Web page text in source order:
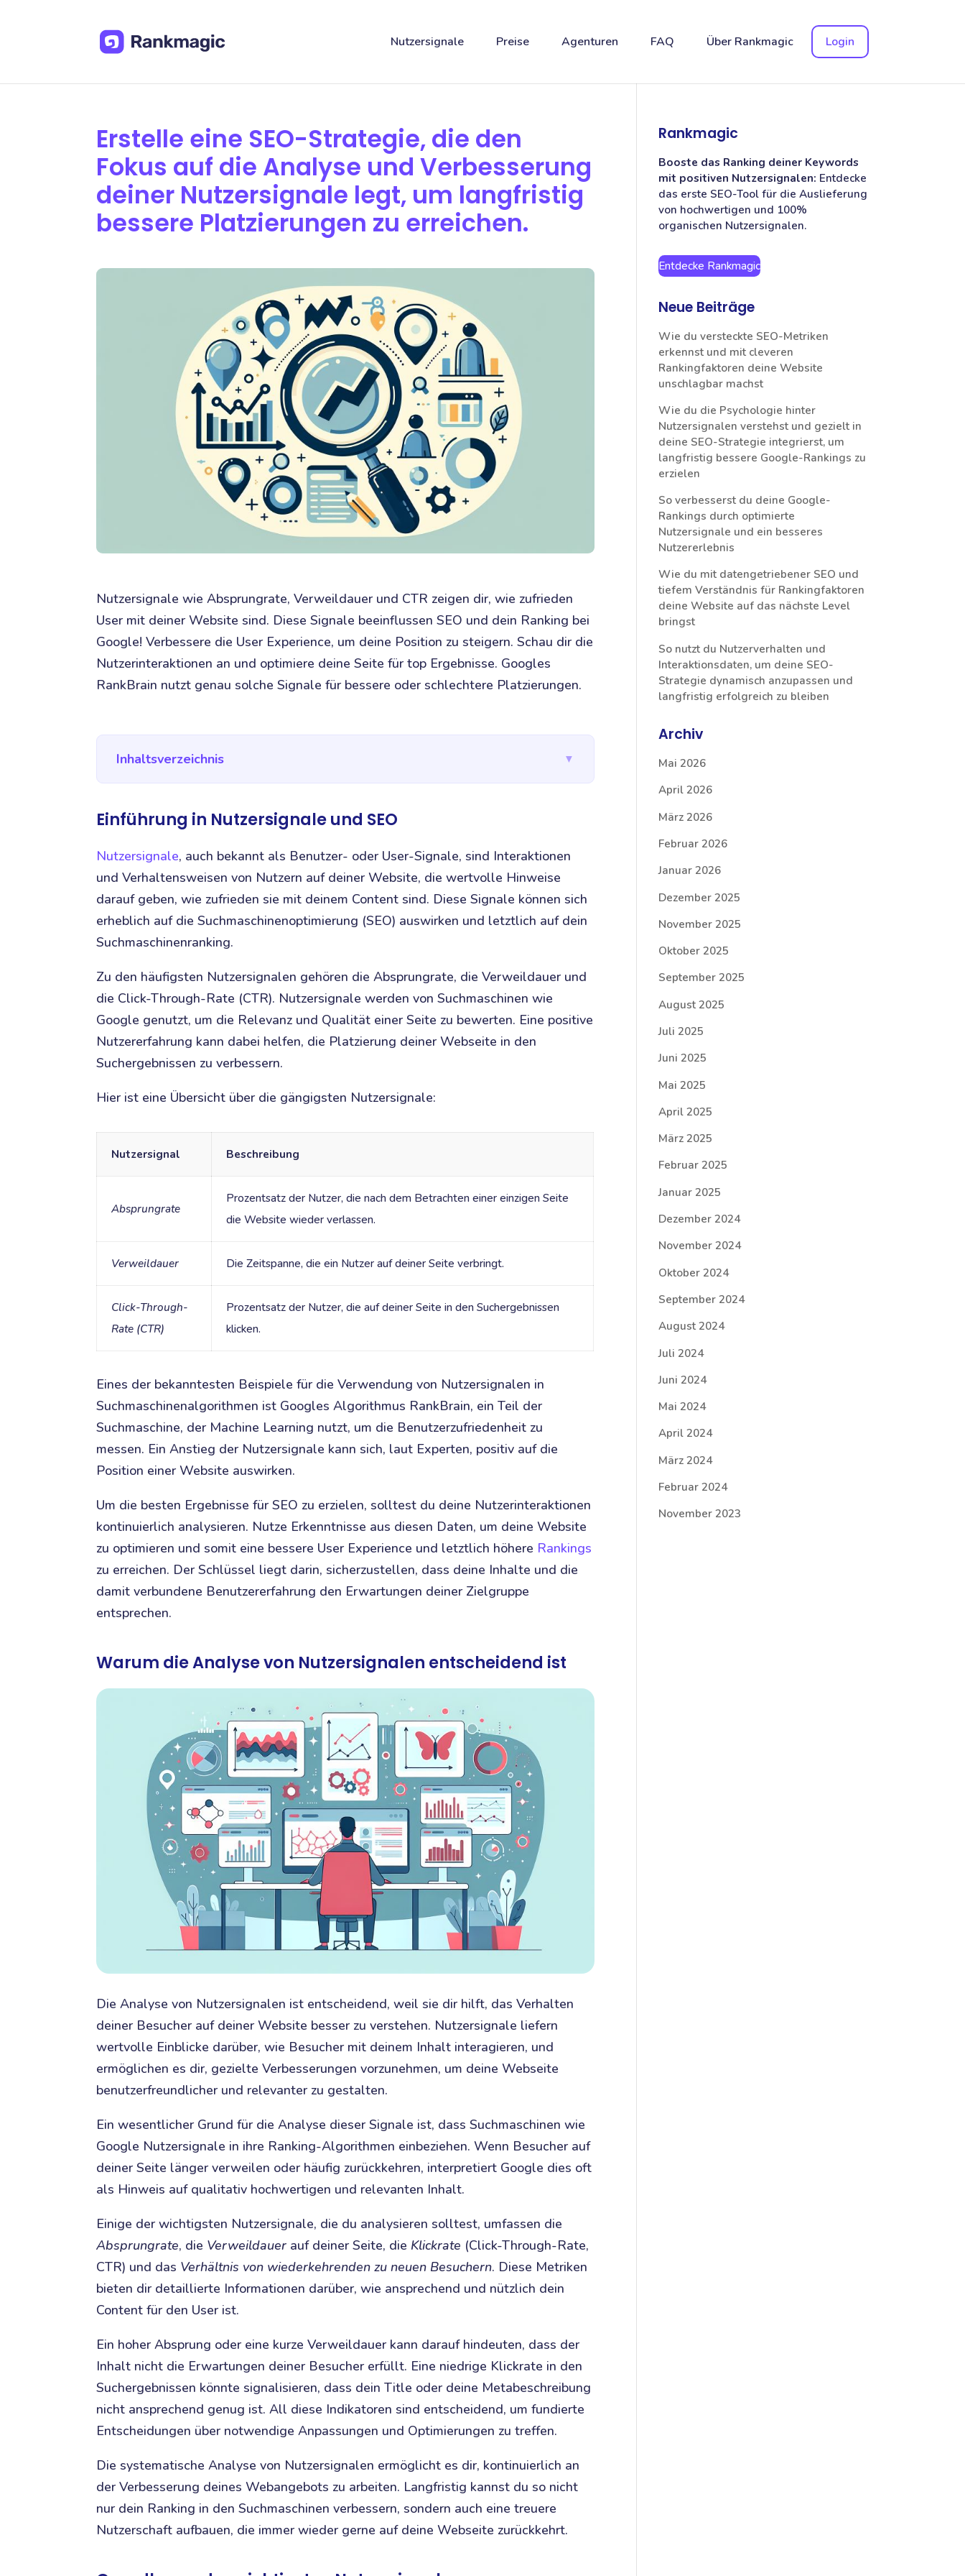
Nutzersignale Preise Agenturen FAQ Über Rankmagic Login
Erstelle eine SEO-Strategie, die den
Fokus auf die Analyse und Verbesserung
deiner Nutzersignale legt, um langfristig
bessere Platzierungen zu erreichen.
Nutzersignale wie Absprungrate, Verweildauer und CTR zeigen dir, wie zufrieden
User mit deiner Website sind. Diese Signale beeinflussen SEO und dein Ranking bei
Google! Verbessere die User Experience, um deine Position zu steigern. Schau dir die
Nutzerinteraktionen an und optimiere deine Seite für top Ergebnisse. Googles
RankBrain nutzt genau solche Signale für bessere oder schlechtere Platzierungen.
Inhaltsverzeichnis ▼
Einführung in Nutzersignale und SEO
Nutzersignale, auch bekannt als Benutzer- oder User-Signale, sind Interaktionen
und Verhaltensweisen von Nutzern auf deiner Website, die wertvolle Hinweise
darauf geben, wie zufrieden sie mit deinem Content sind. Diese Signale können sich
erheblich auf die Suchmaschinenoptimierung (SEO) auswirken und letztlich auf dein
Suchmaschinenranking.
Zu den häufigsten Nutzersignalen gehören die Absprungrate, die Verweildauer und
die Click-Through-Rate (CTR). Nutzersignale werden von Suchmaschinen wie
Google genutzt, um die Relevanz und Qualität einer Seite zu bewerten. Eine positive
Nutzererfahrung kann dabei helfen, die Platzierung deiner Webseite in den
Suchergebnissen zu verbessern.
Hier ist eine Übersicht über die gängigsten Nutzersignale:
Nutzersignal Beschreibung
Absprungrate
Prozentsatz der Nutzer, die nach dem Betrachten einer einzigen Seite
die Website wieder verlassen.
Verweildauer Die Zeitspanne, die ein Nutzer auf deiner Seite verbringt.
Click-Through-
Rate (CTR)
Prozentsatz der Nutzer, die auf deiner Seite in den Suchergebnissen
klicken.
Eines der bekanntesten Beispiele für die Verwendung von Nutzersignalen in
Suchmaschinenalgorithmen ist Googles Algorithmus RankBrain, ein Teil der
Suchmaschine, der Machine Learning nutzt, um die Benutzerzufriedenheit zu
messen. Ein Anstieg der Nutzersignale kann sich, laut Experten, positiv auf die
Position einer Website auswirken.
Um die besten Ergebnisse für SEO zu erzielen, solltest du deine Nutzerinteraktionen
kontinuierlich analysieren. Nutze Erkenntnisse aus diesen Daten, um deine Website
zu optimieren und somit eine bessere User Experience und letztlich höhere Rankings
zu erreichen. Der Schlüssel liegt darin, sicherzustellen, dass deine Inhalte und die
damit verbundene Benutzererfahrung den Erwartungen deiner Zielgruppe
entsprechen.
Warum die Analyse von Nutzersignalen entscheidend ist
Die Analyse von Nutzersignalen ist entscheidend, weil sie dir hilft, das Verhalten
deiner Besucher auf deiner Website besser zu verstehen. Nutzersignale liefern
wertvolle Einblicke darüber, wie Besucher mit deinem Inhalt interagieren, und
ermöglichen es dir, gezielte Verbesserungen vorzunehmen, um deine Webseite
benutzerfreundlicher und relevanter zu gestalten.
Ein wesentlicher Grund für die Analyse dieser Signale ist, dass Suchmaschinen wie
Google Nutzersignale in ihre Ranking-Algorithmen einbeziehen. Wenn Besucher auf
deiner Seite länger verweilen oder häufig zurückkehren, interpretiert Google dies oft
als Hinweis auf qualitativ hochwertigen und relevanten Inhalt.
Einige der wichtigsten Nutzersignale, die du analysieren solltest, umfassen die
Absprungrate, die Verweildauer auf deiner Seite, die Klickrate (Click-Through-Rate,
CTR) und das Verhältnis von wiederkehrenden zu neuen Besuchern. Diese Metriken
bieten dir detaillierte Informationen darüber, wie ansprechend und nützlich dein
Content für den User ist.
Ein hoher Absprung oder eine kurze Verweildauer kann darauf hindeuten, dass der
Inhalt nicht die Erwartungen deiner Besucher erfüllt. Eine niedrige Klickrate in den
Suchergebnissen könnte signalisieren, dass dein Title oder deine Metabeschreibung
nicht ansprechend genug ist. All diese Indikatoren sind entscheidend, um fundierte
Entscheidungen über notwendige Anpassungen und Optimierungen zu treffen.
Die systematische Analyse von Nutzersignalen ermöglicht es dir, kontinuierlich an
der Verbesserung deines Webangebots zu arbeiten. Langfristig kannst du so nicht
nur dein Ranking in den Suchmaschinen verbessern, sondern auch eine treuere
Nutzerschaft aufbauen, die immer wieder gerne auf deine Webseite zurückkehrt.
Rankmagic
Booste das Ranking deiner Keywords
mit positiven Nutzersignalen: Entdecke
das erste SEO-Tool für die Auslieferung
von hochwertigen und 100%
organischen Nutzersignalen.
Entdecke Rankmagic
Neue Beiträge
Wie du versteckte SEO-Metriken
erkennst und mit cleveren
Rankingfaktoren deine Website
unschlagbar machst
Wie du die Psychologie hinter
Nutzersignalen verstehst und gezielt in
deine SEO-Strategie integrierst, um
langfristig bessere Google-Rankings zu
erzielen
So verbesserst du deine Google-
Rankings durch optimierte
Nutzersignale und ein besseres
Nutzererlebnis
Wie du mit datengetriebener SEO und
tiefem Verständnis für Rankingfaktoren
deine Website auf das nächste Level
bringst
So nutzt du Nutzerverhalten und
Interaktionsdaten, um deine SEO-
Strategie dynamisch anzupassen und
langfristig erfolgreich zu bleiben
Archiv
Mai 2026
April 2026
März 2026
Februar 2026
Januar 2026
Dezember 2025
November 2025
Oktober 2025
September 2025
August 2025
Juli 2025
Juni 2025
Mai 2025
April 2025
März 2025
Februar 2025
Januar 2025
Dezember 2024
November 2024
Oktober 2024
September 2024
August 2024
Juli 2024
Juni 2024
Mai 2024
April 2024
März 2024
Februar 2024
November 2023